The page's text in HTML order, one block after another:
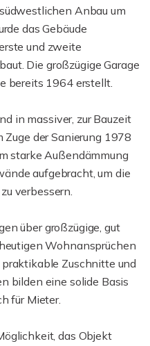
Anbau um
das Gebäude
und zweite
Die großzügige Garage
bereits 1964 erstellt.
in massiver, zur Bauzeit
der Sanierung 1978
starke Außendämmung
aufgebracht, um die
verbessern.
über großzügige, gut
Wohnansprüchen
Zuschnitte und
bilden eine solide Basis
für Mieter.
das Objekt